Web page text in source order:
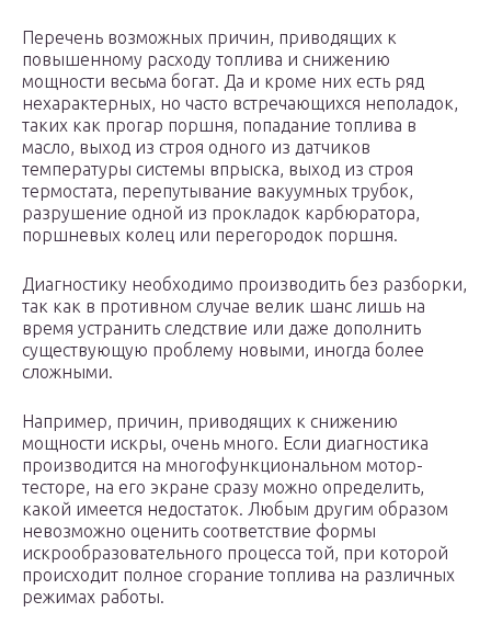
Перечень возможных причин, приводящих к
повышенному расходу топлива и снижению
мощности весьма богат. Да и кроме них есть ряд
нехарактерных, но часто встречающихся неполадок,
таких как прогар поршня, попадание топлива в
масло, выход из строя одного из датчиков
температуры системы впрыска, выход из строя
термостата, перепутывание вакуумных трубок,
разрушение одной из прокладок карбюратора,
поршневых колец или перегородок поршня.
Диагностику необходимо производить без разборки,
так как в противном случае велик шанс лишь на
время устранить следствие или даже дополнить
существующую проблему новыми, иногда более
сложными.
Например, причин, приводящих к снижению
мощности искры, очень много. Если диагностика
производится на многофункциональном мотор-
тесторе, на его экране сразу можно определить,
какой имеется недостаток. Любым другим образом
невозможно оценить соответствие формы
искрообразовательного процесса той, при которой
происходит полное сгорание топлива на различных
режимах работы.